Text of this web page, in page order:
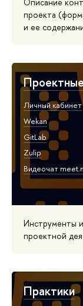
Описание
проекта
и ее
Личный кабинет
Wekan
GitLab
Zulip
Видеочат
Инструменты и
проектной
Практики